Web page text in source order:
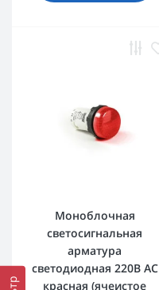
Моноблочная
светосигнальная
арматура
светодиодная 220В АС
красная (ячеистое